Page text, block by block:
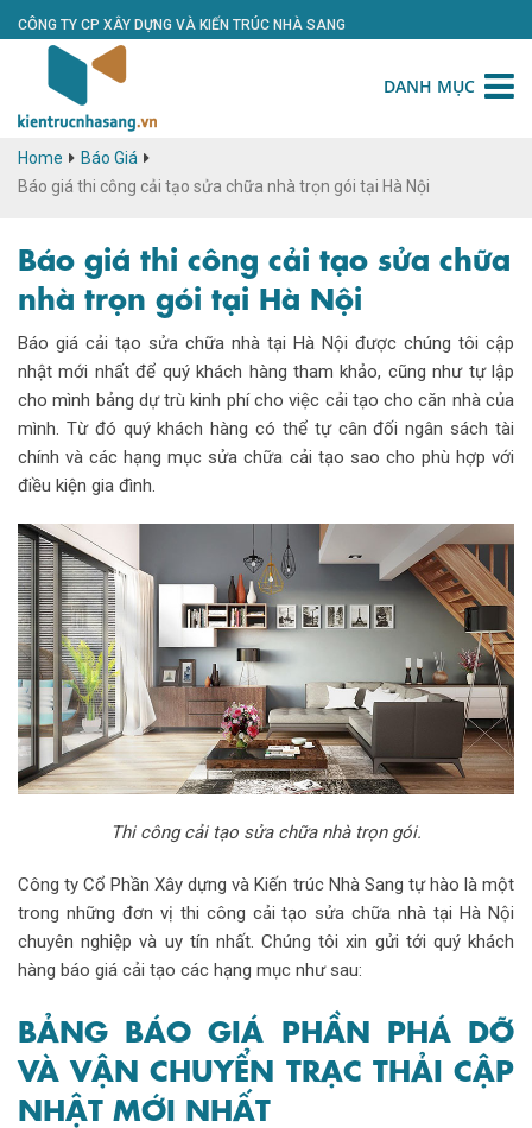
CÔNG TY CP XÂY DỰNG VÀ KIẾN TRÚC NHÀ SANG
DANH MỤC
Home
Báo Giá
Báo giá thi công cải tạo sửa chữa nhà trọn gói tại Hà Nội
Báo giá thi công cải tạo sửa chữa
nhà trọn gói tại Hà Nội
Báo giá cải tạo sửa chữa nhà tại Hà Nội được chúng tôi cập
nhật mới nhất để quý khách hàng tham khảo, cũng như tự lập
cho mình bảng dự trù kinh phí cho việc cải tạo cho căn nhà của
mình. Từ đó quý khách hàng có thể tự cân đối ngân sách tài
chính và các hạng mục sửa chữa cải tạo sao cho phù hợp với
điều kiện gia đình.
Thi công cải tạo sửa chữa nhà trọn gói.
Công ty Cổ Phần Xây dựng và Kiến trúc Nhà Sang tự hào là một
trong những đơn vị thi công cải tạo sửa chữa nhà tại Hà Nội
chuyên nghiệp và uy tín nhất. Chúng tôi xin gửi tới quý khách
hàng báo giá cải tạo các hạng mục như sau:
BẢNG BÁO GIÁ PHẦN PHÁ DỠ
VÀ VẬN CHUYỂN TRẠC THẢI CẬP
NHẬT MỚI NHẤT